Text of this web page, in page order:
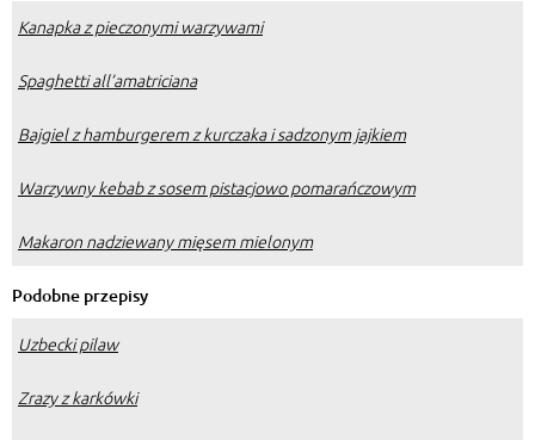
Kanapka z pieczonymi warzywami
Spaghetti all’amatriciana
Bajgiel z hamburgerem z kurczaka i sadzonym jajkiem
Warzywny kebab z sosem pistacjowo pomarańczowym
Makaron nadziewany mięsem mielonym
Podobne przepisy
Uzbecki pilaw
Zrazy z karkówki